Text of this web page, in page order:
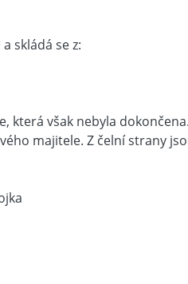
skládá se z:
která však nebyla
majitele. Z čelní strany